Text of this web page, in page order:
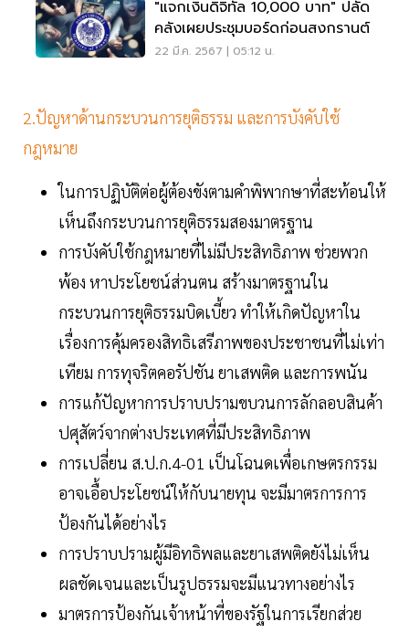
"แจกเงินดิจิทัล 10,000 บาท" ปลัด
คลังเผยประชุมบอร์ดก่อนสงกรานต์
22 มี.ค. 2567 | 05:12 น.
2.ปัญหาด้านกระบวนการยุติธรรม และการบังคับใช้
กฎหมาย
ในการปฏิบัติต่อผู้ต้องขังตามคำพิพากษาที่สะท้อนให้
เห็นถึงกระบวนการยุติธรรมสองมาตรฐาน
การบังคับใช้กฎหมายที่ไม่มีประสิทธิภาพ ช่วยพวก
พ้อง หาประโยชน์ส่วนตน สร้างมาตรฐานใน
กระบวนการยุติธรรมบิดเบี้ยว ทำให้เกิดปัญหาใน
เรื่องการคุ้มครองสิทธิเสรีภาพของประชาชนที่ไม่เท่า
เทียม การทุจริตคอรัปชัน ยาเสพติด และการพนัน
การแก้ปัญหาการปราบปรามขบวนการลักลอบสินค้า
ปศุสัตว์จากต่างประเทศที่มีประสิทธิภาพ
การเปลี่ยน ส.ป.ก.4-01 เป็นโฉนดเพื่อเกษตรกรรม
อาจเอื้อประโยชน์ให้กับนายทุน จะมีมาตรการการ
ป้องกันได้อย่างไร
การปราบปรามผู้มีอิทธิพลและยาเสพติดยังไม่เห็น
ผลชัดเจนและเป็นรูปธรรมจะมีแนวทางอย่างไร
มาตรการป้องกันเจ้าหน้าที่ของรัฐในการเรียกส่วย